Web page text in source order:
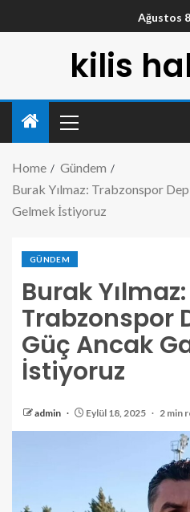
Ağustos
kilis
Home
Gündem
Burak Yılmaz: Trabzonspor
Gelmek İstiyoruz
GÜNDEM
Burak Yılmaz:
Trabzonspor
Güç Ancak
İstiyoruz
admin Eylül 18, 2025 2 min